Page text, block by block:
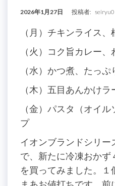
2026年1月27日 投稿者:
（月）チキンライス
（火）コク旨カレー
（水）かつ煮、たっ
（木）五目あんかけラ
（金）パスタ（オイ
プ
イオンブランドシリ
で、新たに冷凍おか
を買ってみました。